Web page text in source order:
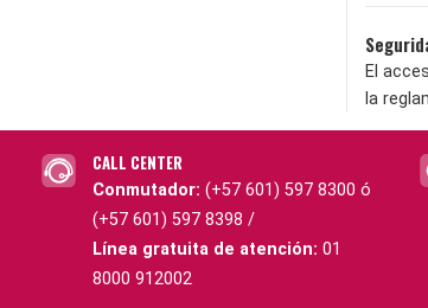
El
la
CALL CENTER
Conmutador: (+57 601) 597 8300 ó
(+57 601) 597 8398 /
Línea gratuita de atención: 01
8000 912002